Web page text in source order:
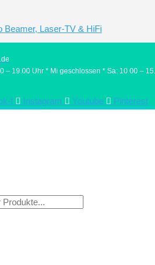
Beamer, Laser-TV & HiFi
– 19.00 Uhr * Mi geschlossen * Sa: 10.00 –
f Instagram Youtube Pinterest